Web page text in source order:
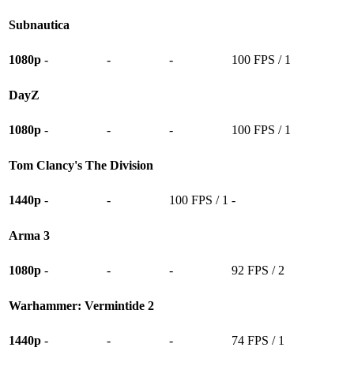
Subnautica
1080p - - - 100 FPS / 1
DayZ
1080p - - - 100 FPS / 1
Tom Clancy's The Division
1440p - - 100 FPS / 1 -
Arma 3
1080p - - - 92 FPS / 2
Warhammer: Vermintide 2
1440p - - - 74 FPS / 1